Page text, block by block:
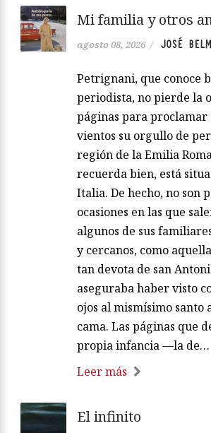
Mi familia y otros
agosto 08, 2026 / JOSÉ
Petrignani, que conoce
periodista, no pierde la
páginas para proclamar
vientos su orgullo de
región de la Emilia
recuerda bien, está
Italia. De hecho, no son
ocasiones en las que
algunos de sus
y cercanos, como
tan devota de san
aseguraba haber visto
ojos al mismísimo santo
cama. Las páginas que
propia infancia —la de…
Leer más
El infinito